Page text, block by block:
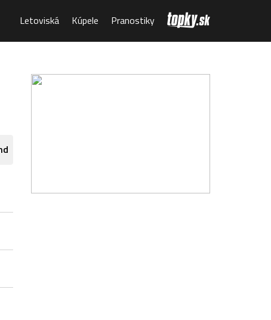
Letoviská Kúpele Pranostiky